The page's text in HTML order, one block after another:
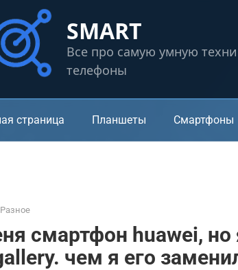
SMART
Все про самую умную
телефоны
страница Планшеты Смартфоны
Разное
смартфон huawei, но
чем я его